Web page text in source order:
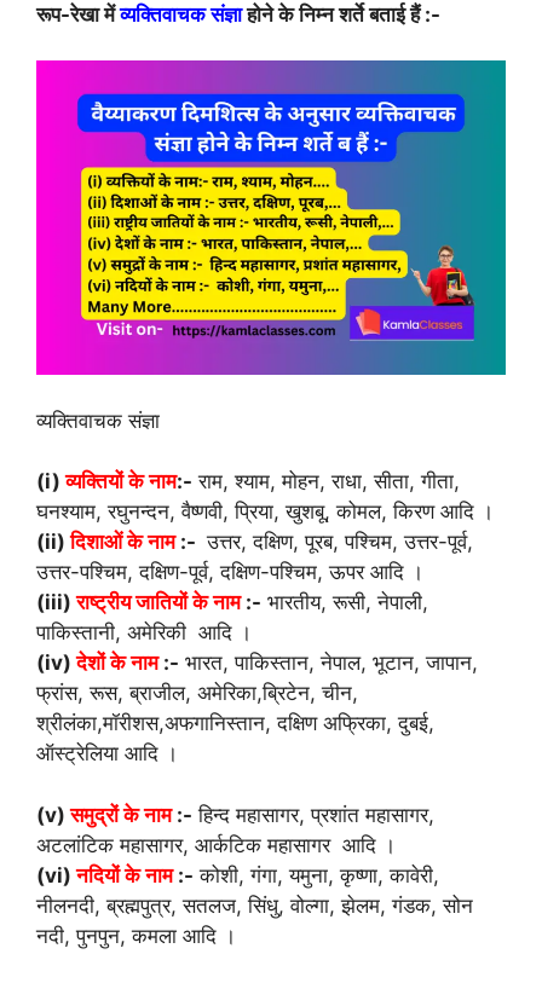
रूप-रेखा मेंव्यक्तिवाचक संज्ञाहोने के निम्न शर्ते बताई हैं :-
व्यक्तिवाचक संज्ञा
(i)व्यक्तियों के नाम:- राम, श्याम, मोहन, राधा, सीता, गीता,
घनश्याम, रघुनन्दन, वैष्णवी, प्रिया, खुशबू, कोमल, किरण आदि ।
(ii)दिशाओं के नाम:- उत्तर, दक्षिण, पूरब, पश्चिम, उत्तर-पूर्व,
उत्तर-पश्चिम, दक्षिण-पूर्व, दक्षिण-पश्चिम, ऊपर आदि ।
(iii)राष्ट्रीय जातियों के नाम:- भारतीय, रूसी, नेपाली,
पाकिस्तानी, अमेरिकी आदि ।
(iv)देशों के नाम:- भारत, पाकिस्तान, नेपाल, भूटान, जापान,
फ्रांस, रूस, ब्राजील, अमेरिका,ब्रिटेन, चीन,
श्रीलंका,मॉरीशस,अफगानिस्तान, दक्षिण अफ्रिका, दुबई,
ऑस्ट्रेलिया आदि ।
(v)समुद्रों के नाम:- हिन्द महासागर, प्रशांत महासागर,
अटलांटिक महासागर, आर्कटिक महासागर आदि ।
(vi)नदियों के नाम:- कोशी, गंगा, यमुना, कृष्णा, कावेरी,
नीलनदी, ब्रह्मपुत्र, सतलज, सिंधु, वोल्गा, झेलम, गंडक, सोन
नदी, पुनपुन, कमला आदि ।